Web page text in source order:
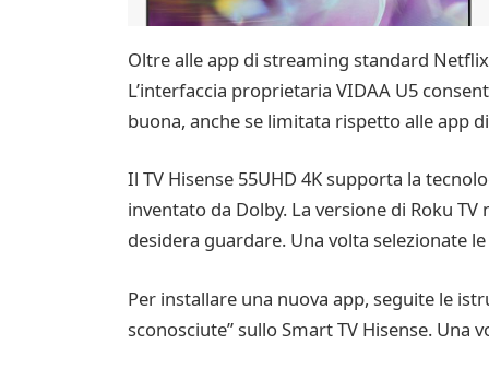
Oltre alle app di streaming standard
L’interfaccia proprietaria VIDAA U5
buona, anche se limitata rispetto alle app
Il TV Hisense 55UHD 4K supporta la
inventato da Dolby. La versione di Roku
desidera guardare. Una volta selezionate
Per installare una nuova app, seguite le
sconosciute” sullo Smart TV Hisense. Una